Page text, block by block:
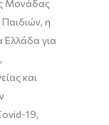
Μονάδας
η
Ελλάδα για
και
19,